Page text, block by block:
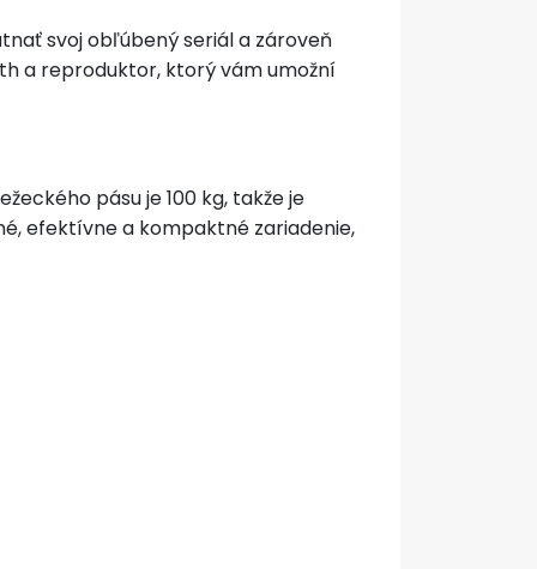
svoj obľúbený seriál a zároveň
a reproduktor, ktorý vám umožní
pásu je 100 kg, takže je
efektívne a kompaktné zariadenie,